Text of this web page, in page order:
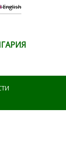
English